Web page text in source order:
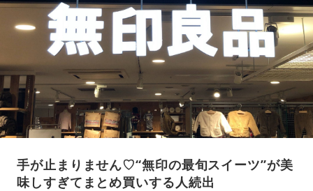
手が止まりません♡“無印の最旬スイーツ”が美
味しすぎてまとめ買いする人続出